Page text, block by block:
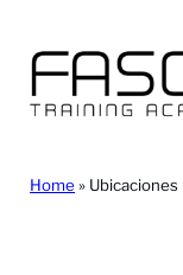
contenido
Home » Ubicaciones